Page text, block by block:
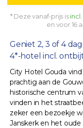
* Deze vanaf-prijs is
en voor 16
Geniet 2, 3 of 4
4*-hotel incl.
City Hotel Gouda
prachtig aan de
historische centrum
vinden in het
zeker een bezoekje
Janskerk en het